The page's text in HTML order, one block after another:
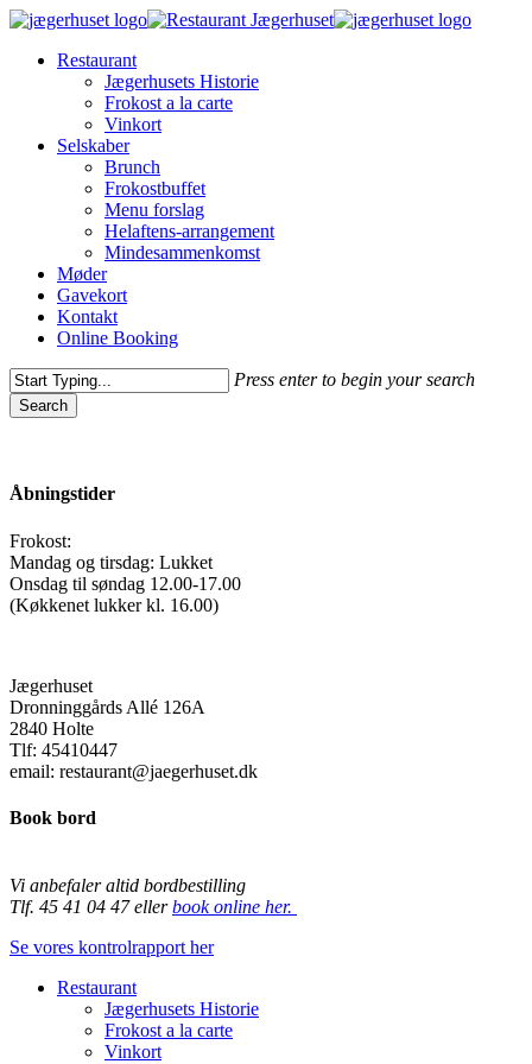
Skip
main
Menu
Restaurant
Jægerhusets Historie
Frokost a la carte
Vinkort
Selskaber
Brunch
Frokostbuffet
Menu forslag
Helaftens-arrangement
Mindesammenkomst
Møder
Gavekort
Kontakt
Online Booking
Press enter to begin your search
Search
Åbningstider
Frokost:
Mandag og tirsdag: Lukket
Onsdag til søndag 12.00-17.00
(Køkkenet lukker kl. 16.00)
Jægerhuset
Dronninggårds Allé 126A
2840 Holte
Tlf: 45410447
email: restaurant@jaegerhuset.dk
Book bord
Vi anbefaler altid bordbestilling
Tlf. 45 41 04 47 ellerbook online her.
Se vores kontrolrapport her
Close
Restaurant
Jægerhusets Historie
Frokost a la carte
Vinkort